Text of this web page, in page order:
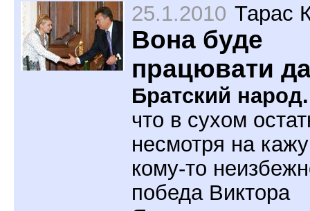
25.1.2010 Тарас
Вона буде
працювати
Братский народ.
что в сухом
несмотря на
кому-то
победа Виктора